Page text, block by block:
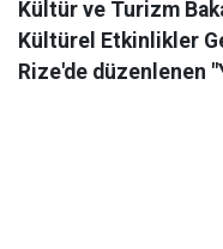
Kültür ve Turizm
Kültürel Etkinlikler
Rize'de düzenlenen